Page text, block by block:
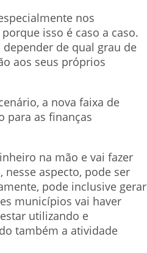
nos
isso é caso a caso.
de qual grau de
aos seus próprios
a nova faixa de
para as finanças
na mão e vai fazer
aspecto, pode ser
pode inclusive gerar
municípios vai haver
utilizando e
também a atividade